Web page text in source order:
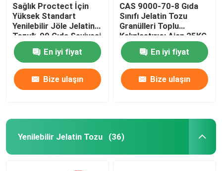
Sağlık Proctect İçin
Yüksek Standart
Yenilebilir Jöle Jelatin
Tozu% 99 Gıda Seviyesi
En iyi fiyat
Bize ulaşın
CAS 9000-70-8 Gıda
Sınıfı Jelatin Tozu
Granülleri Toplu
Kalınlaştırıcı Ajan 25KG
/ TORBA
En iyi fiyat
Bize ulaşın
Yenilebilir Jelatin Tozu (36)